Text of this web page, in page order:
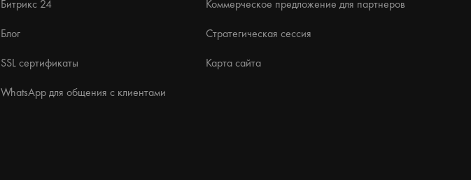
Битрикс 24
Блог
SSL сертификаты
WhatsApp для общения с клиентами
Коммерческое предложение для партнеров
Стратегическая сессия
Карта сайта